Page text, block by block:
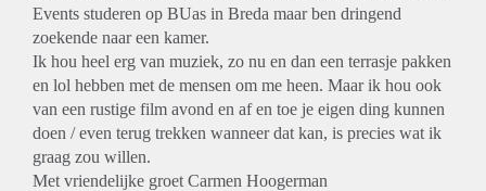
Events studeren op BUas in Breda maar ben dringend
zoekende naar een kamer.
Ik hou heel erg van muziek, zo nu en dan een terrasje pakken
en lol hebben met de mensen om me heen. Maar ik hou ook
van een rustige film avond en af en toe je eigen ding kunnen
doen / even terug trekken wanneer dat kan, is precies wat ik
graag zou willen.
Met vriendelijke groet Carmen Hoogerman